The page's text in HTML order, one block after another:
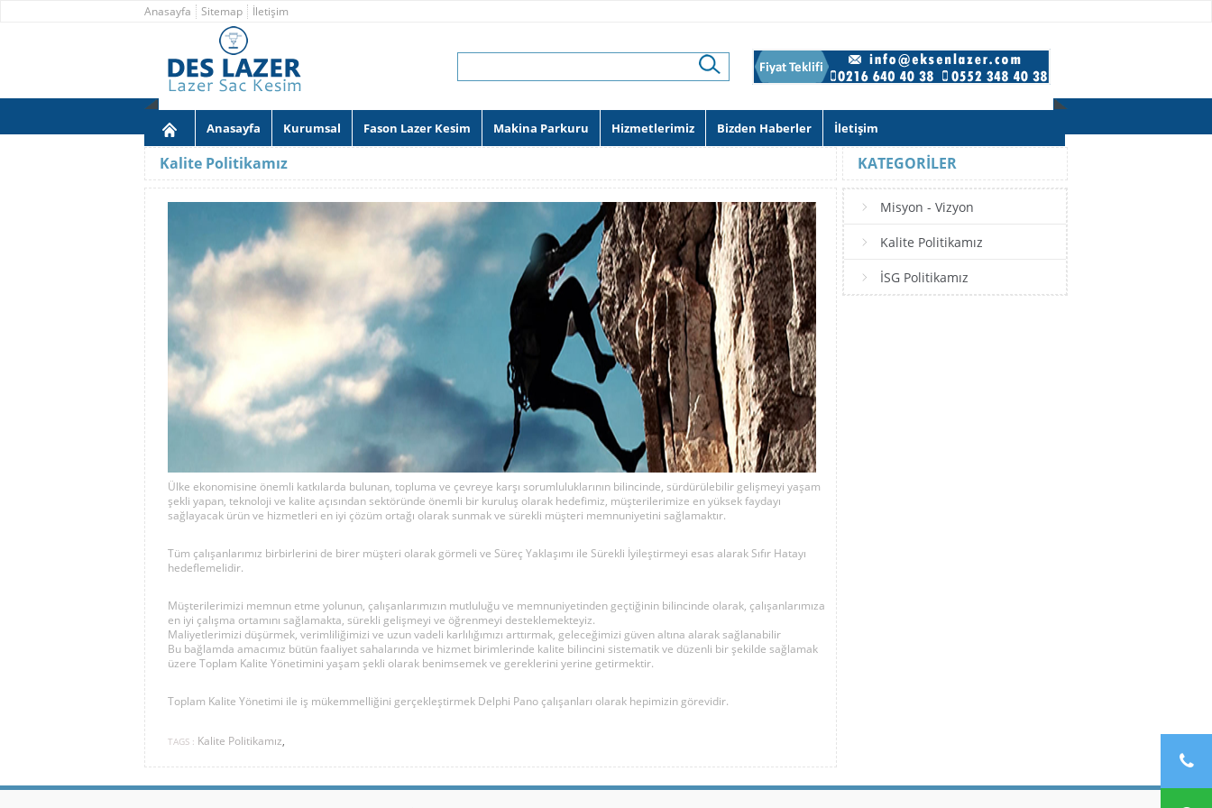
Anasayfa Sitemap İletişim
Anasayfa Kurumsal Fason Lazer Kesim Makina Parkuru Hizmetlerimiz Bizden Haberler İletişim
Kalite Politikamız
Ülke ekonomisine önemli katkılarda bulunan, topluma ve çevreye karşı sorumluluklarının bilincinde, sürdürülebilir gelişmeyi yaşam
şekli yapan, teknoloji ve kalite açısından sektöründe önemli bir kuruluş olarak hedefimiz, müşterilerimize en yüksek faydayı
sağlayacak ürün ve hizmetleri en iyi çözüm ortağı olarak sunmak ve sürekli müşteri memnuniyetini sağlamaktır.
Tüm çalışanlarımız birbirlerini de birer müşteri olarak görmeli ve Süreç Yaklaşımı ile Sürekli İyileştirmeyi esas alarak Sıfır Hatayı
hedeflemelidir.
Müşterilerimizi memnun etme yolunun, çalışanlarımızın mutluluğu ve memnuniyetinden geçtiğinin bilincinde olarak, çalışanlarımıza
en iyi çalışma ortamını sağlamakta, sürekli gelişmeyi ve öğrenmeyi desteklemekteyiz.
Maliyetlerimizi düşürmek, verimliliğimizi ve uzun vadeli karlılığımızı arttırmak, geleceğimizi güven altına alarak sağlanabilir
Bu bağlamda amacımız bütün faaliyet sahalarında ve hizmet birimlerinde kalite bilincini sistematik ve düzenli bir şekilde sağlamak
üzere Toplam Kalite Yönetimini yaşam şekli olarak benimsemek ve gereklerini yerine getirmektir.
Toplam Kalite Yönetimi ile iş mükemmelliğini gerçekleştirmek Delphi Pano çalışanları olarak hepimizin görevidir.
TAGS : Kalite Politikamız,
KATEGORILER
Misyon - Vizyon
Kalite Politikamız
İSG Politikamız